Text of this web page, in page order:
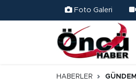
Foto Galeri
HABERLER GÜNDEM
Düzce Nöbetçi Eczaneler
Düzce Hava Durumu